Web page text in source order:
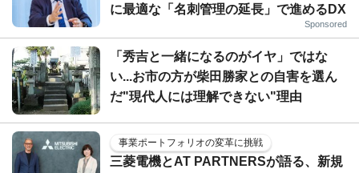
に最適な「名刺管理の延長」で進めるDX
Sponsored
「秀吉と一緒になるのがイヤ」ではな
い...お市の方が柴田勝家との自害を選ん
だ"現代人には理解できない"理由
事業ポートフォリオの変革に挑戦
三菱電機とAT PARTNERSが語る、新規